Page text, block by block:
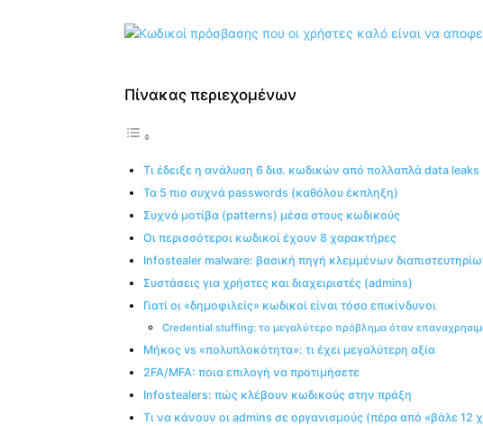
Πίνακας περιεχομένων
Τι έδειξε η ανάλυση 6 δισ. κωδικών από πολλαπλά data leaks
Τα 5 πιο συχνά passwords (καθόλου έκπληξη)
Συχνά μοτίβα (patterns) μέσα στους κωδικούς
Οι περισσότεροι κωδικοί έχουν 8 χαρακτήρες
Infostealer malware: βασική πηγή κλεμμένων
Συστάσεις για χρήστες και διαχειριστές (admins)
Γιατί οι «δημοφιλείς» κωδικοί είναι τόσο επικίνδυνοι
Credential stuffing: το μεγαλύτερο πρόβλημα όταν
Μήκος vs «πολυπλοκότητα»: τι έχει μεγαλύτερη αξία
2FA/MFA: ποια επιλογή να προτιμήσετε
Infostealers: πώς κλέβουν κωδικούς στην πράξη
Τι να κάνουν οι admins σε οργανισμούς (πέρα από «βάλε 12